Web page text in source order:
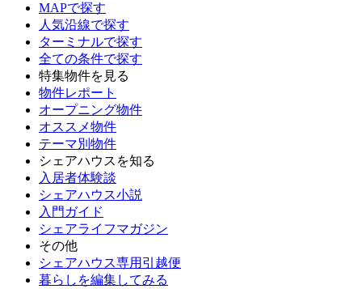
MAPで探す
人気沿線で探す
ターミナルで探す
全ての条件で探す
特集物件を見る
物件レポート
オープニング物件
オススメ物件
テーマ別物件
シェアハウスを知る
入居者体験談
シェアハウス小説
入門ガイド
シェアライフマガジン
その他
シェアハウス専用引越便
暮らしを編集してみる